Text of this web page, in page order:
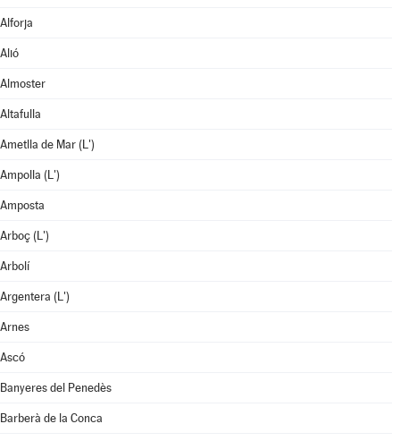
Alforja
Alió
Almoster
Altafulla
Ametlla de Mar (L')
Ampolla (L')
Amposta
Arboç (L')
Arbolí
Argentera (L')
Arnes
Ascó
Banyeres del Penedès
Barberà de la Conca